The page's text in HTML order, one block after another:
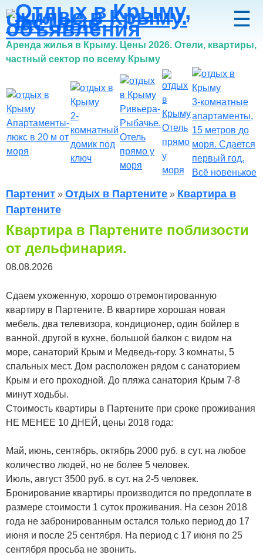
Аренда жилья в Крыму. Цены 2026. Отели, квартиры,
частный сектор по всему Крыму
☰
Апартаменты-
люкс в 20 м от
моря
2-
комнатный
домик под
ключ
Ривьера-
Рыбачье.
Отель
прямо у
моря
Отель
прямо
у
моря
3-комнатные
апартаменты,
15 метров до
моря. Сдается
первый год.
Всё новенькое
Партенит » Отдых в Партените » Квартира в
Партените
Квартира в Партените поблизости
от дельфинария.
08.08.2026
Сдаем ухоженную, хорошо отремонтированную
квартиру в Партените. В квартире хорошая новая
мебель, два телевизора, кондиционер, один бойлер в
ванной, другой в кухне, большой балкон с видом на
море, санаторий Крым и Медведь-гору. 3 комнаты, 5
спальных мест. Дом расположен рядом с санаторием
Крым и его проходной. До пляжа санатория Крым 7-8
минут ходьбы.
Стоимость квартиры в Партените при сроке проживания
НЕ МЕНЕЕ 10 ДНЕЙ, цены 2018 года:
Май, июнь, сентябрь, октябрь 2000 руб. в сут. на любое
количество людей, но не более 5 человек.
Июль, август 3500 руб. в сут. на 2-5 человек.
Бронирование квартиры производится по предоплате в
размере стоимости 1 суток проживания. На сезон 2018
года не забронированным остался только период до 17
июня и после 25 сентября. На период с 17 июня по 25
сентября просьба не звонить.